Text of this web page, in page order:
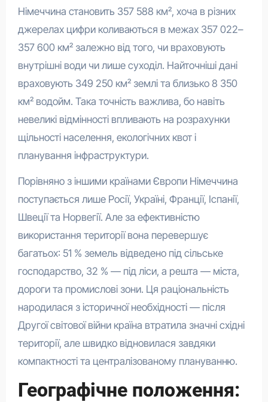
Німеччина становить 357 588 км², хоча в різних
джерелах цифри коливаються в межах 357 022–
357 600 км² залежно від того, чи враховують
внутрішні води чи лише суходіл. Найточніші дані
враховують 349 250 км² землі та близько 8 350
км² водойм. Така точність важлива, бо навіть
невеликі відмінності впливають на розрахунки
щільності населення, екологічних квот і
планування інфраструктури.
Порівняно з іншими країнами Європи Німеччина
поступається лише Росії, Україні, Франції, Іспанії,
Швеції та Норвегії. Але за ефективністю
використання території вона перевершує
багатьох: 51 % земель відведено під сільське
господарство, 32 % — під ліси, а решта — міста,
дороги та промислові зони. Ця раціональність
народилася з історичної необхідності — після
Другої світової війни країна втратила значні східні
території, але швидко відновилася завдяки
компактності та централізованому плануванню.
Географічне положення: